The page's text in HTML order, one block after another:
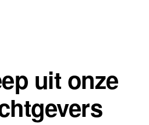
uit onze